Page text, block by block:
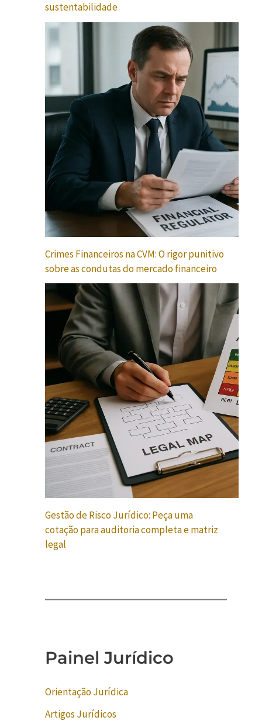
sustentabilidade
Crimes Financeiros na CVM: O rigor punitivo
sobre as condutas do mercado financeiro
Gestão de Risco Jurídico: Peça uma
cotação para auditoria completa e matriz
legal
Painel Jurídico
Orientação Jurídica
Artigos Jurídicos